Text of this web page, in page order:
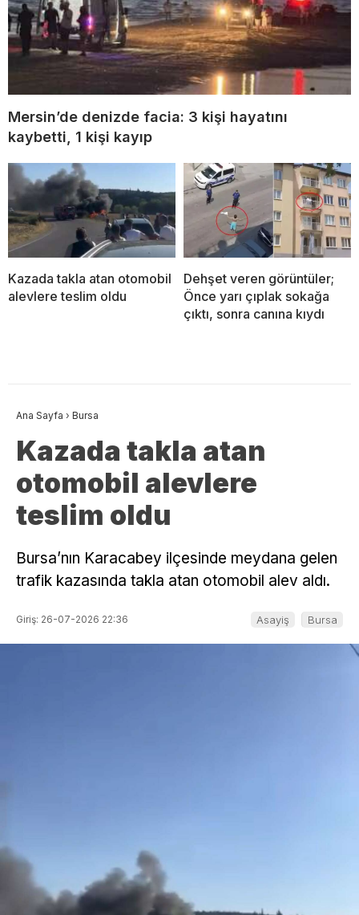
Mersin’de denizde facia: 3 kişi hayatını
kaybetti, 1 kişi kayıp
Kazada takla atan otomobil
alevlere teslim oldu
Dehşet veren görüntüler;
Önce yarı çıplak sokağa
çıktı, sonra canına kıydı
Ana Sayfa › Bursa
Kazada takla atan
otomobil alevlere
teslim oldu
Bursa’nın Karacabey ilçesinde meydana gelen
trafik kazasında takla atan otomobil alev aldı.
Giriş: 26-07-2026 22:36 Asayiş Bursa